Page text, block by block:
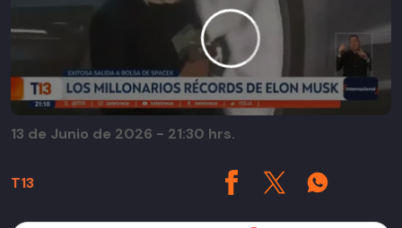
T13
13 de Junio de 2026 - 21:30 hrs.